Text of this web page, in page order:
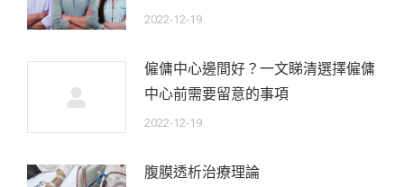
2022-12-19
僱傭中心邊間好？一文睇清選擇僱傭
中心前需要留意的事項
2022-12-19
腹膜透析治療理論